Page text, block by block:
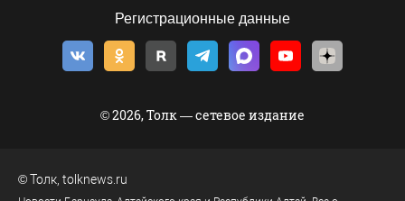
Регистрационные данные
© 2026, Толк — сетевое издание
©Толк tolknews.ru